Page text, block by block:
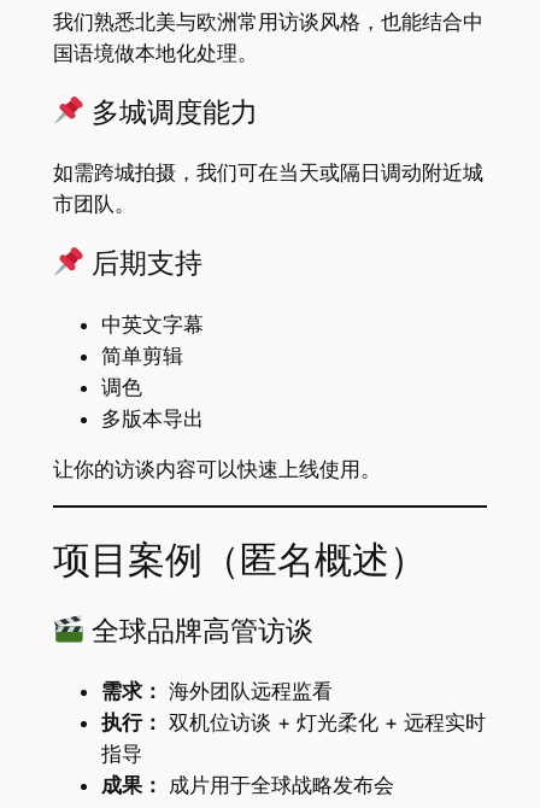
我们熟悉北美与欧洲常用访谈风格，也能结合中
国语境做本地化处理。
多城调度能力
如需跨城拍摄，我们可在当天或隔日调动附近城
市团队。
后期支持
中英文字幕
简单剪辑
调色
多版本导出
让你的访谈内容可以快速上线使用。
项目案例（匿名概述）
全球品牌高管访谈
需求： 海外团队远程监看
执行： 双机位访谈 + 灯光柔化 + 远程实时
指导
成果：
成片用于全球战略发布会